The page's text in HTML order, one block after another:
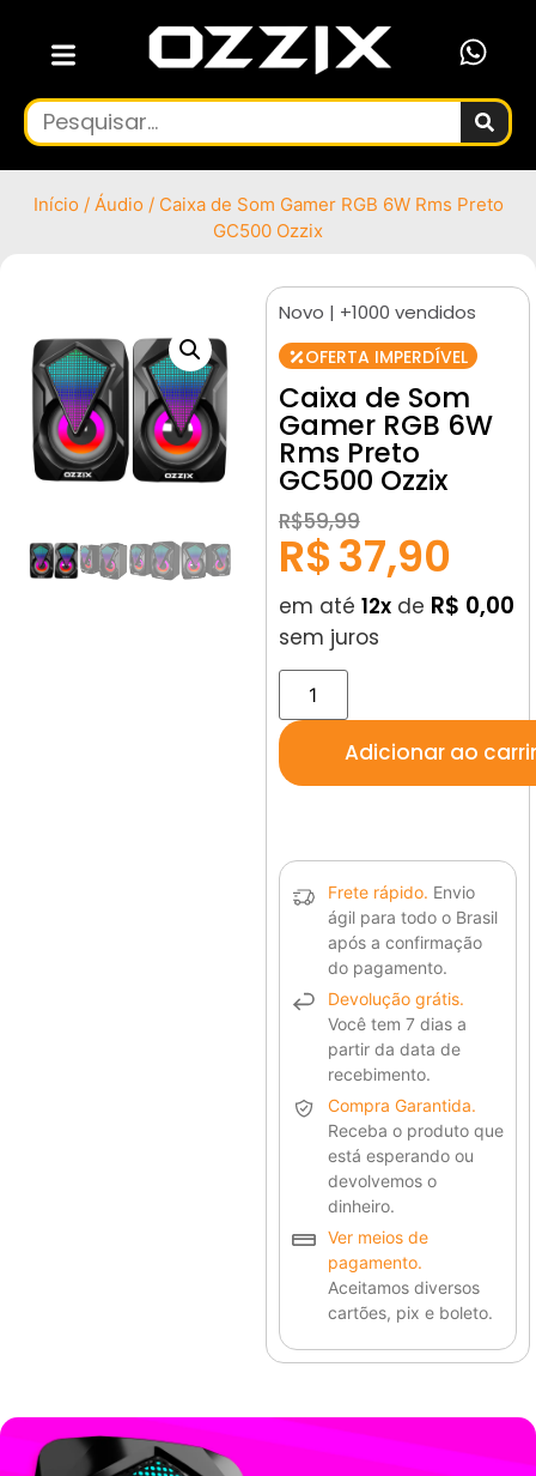
Início / Áudio / Caixa de Som Gamer RGB 6W Rms Preto
GC500 Ozzix
Novo | +1000 vendidos
OFERTA IMPERDÍVEL
Caixa de Som
Gamer RGB 6W
Rms Preto
GC500 Ozzix
R$59,99
R$37,90
em até 12xde R$ 0,00
sem juros
Adicionar ao
Frete rápido. Envio
ágil para todo o Brasil
após a confirmação
do pagamento.
Devolução grátis.
Você tem 7 dias a
partir da data de
recebimento.
Compra Garantida.
Receba o produto que
está esperando ou
devolvemos o
dinheiro.
Ver meios de
pagamento.
Aceitamos diversos
cartões, pix e boleto.